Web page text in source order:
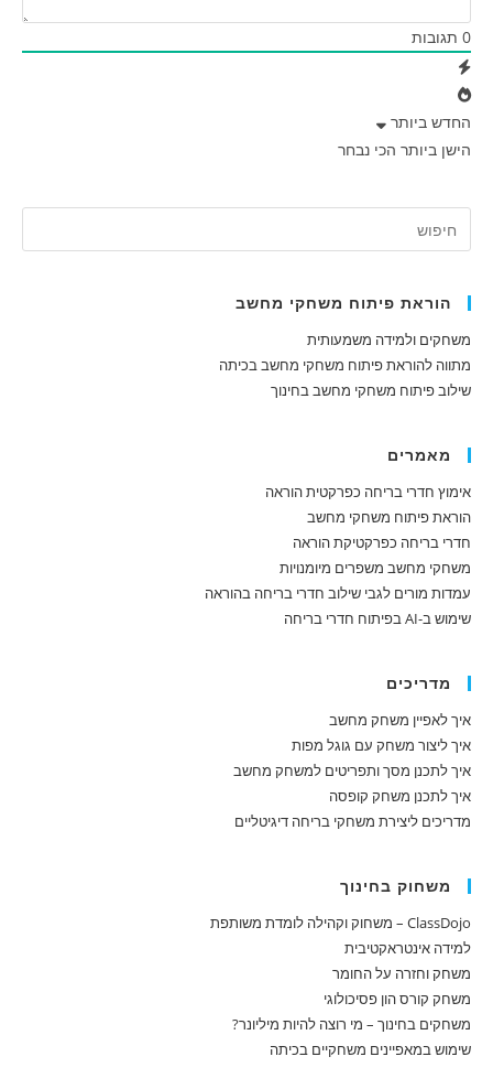
0 תגובות
החדש ביותר
הישן ביותר הכי נבחר
הוראת פיתוח משחקי מחשב
משחקים ולמידה משמעותית
מתווה להוראת פיתוח משחקי מחשב בכיתה
שילוב פיתוח משחקי מחשב בחינוך
מאמרים
אימוץ חדרי בריחה כפרקטית הוראה
הוראת פיתוח משחקי מחשב
חדרי בריחה כפרקטיקת הוראה
משחקי מחשב משפרים מיומנויות
עמדות מורים לגבי שילוב חדרי בריחה בהוראה
שימוש ב-AI בפיתוח חדרי בריחה
מדריכים
איך לאפיין משחק מחשב
איך ליצור משחק עם גוגל מפות
איך לתכנן מסך ותפריטים למשחק מחשב
איך לתכנן משחק קופסה
מדריכים ליצירת משחקי בריחה דיגיטליים
משחוק בחינוך
ClassDojo – משחוק וקהילה לומדת משותפת
למידה אינטראקטיבית
משחק וחזרה על החומר
משחק קורס הון פסיכולוגי
משחקים בחינוך – מי רוצה להיות מיליונר?
שימוש במאפיינים משחקיים בכיתה